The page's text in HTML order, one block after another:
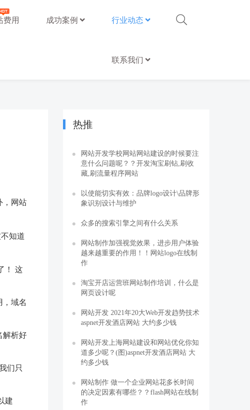
费用 成功案例 行业动态
联系我们
，网站
知道
！ 这
，域名
解析好
们只
建
热推
网站开发学校网站网站建设的时候要注
意什么问题呢？？开发淘宝刷钻,刷收
藏,刷流量程序网站
以使能切实有效：品牌logo设计\品牌形
象识别设计与维护
众多的搜索引擎之间有什么关系
网站制作加强视觉效果，进步用户体验
越来越重要的作用！！网站logo在线制
作
淘宝开店运营班网站制作培训，什么是
网页设计呢
网站开发 2021年20大Web开发趋势技术
aspnet开发酒店网站 大约多少钱
网站开发上海网站建设和网站优化你知
道多少呢？(图)aspnet开发酒店网站 大
约多少钱
网站制作 做一个企业网站花多长时间
的决定因素有哪些？？flash网站在线制
作